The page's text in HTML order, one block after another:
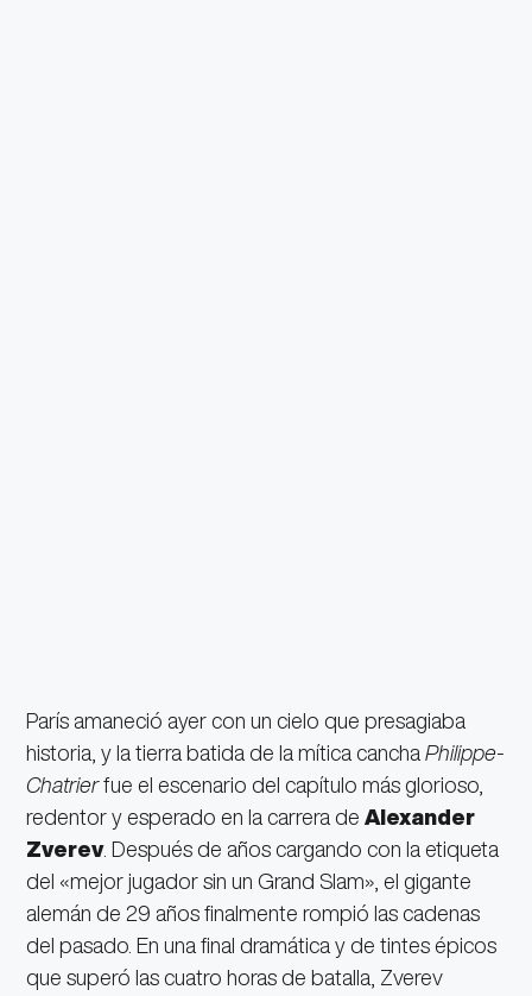
París amaneció ayer con un cielo que presagiaba
historia, y la tierra batida de la mítica canchaPhilippe-
Chatrierfue el escenario del capítulo más glorioso,
redentor y esperado en la carrera deAlexander
Zverev. Después de años cargando con la etiqueta
del «mejor jugador sin un Grand Slam», el gigante
alemán de 29 años finalmente rompió las cadenas
del pasado. En una final dramática y de tintes épicos
que superó las cuatro horas de batalla, Zverev